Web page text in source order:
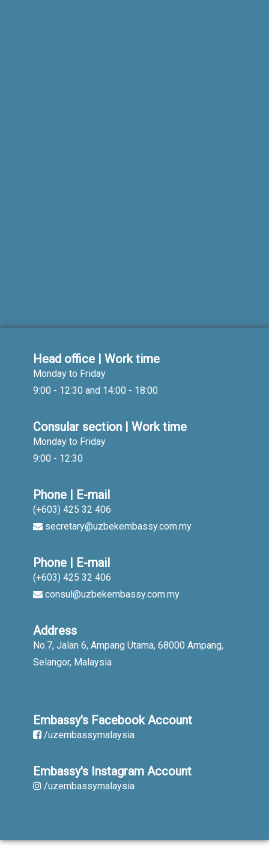
Head office | Work time
Monday to Friday
9:00 - 12:30 and 14:00 - 18:00
Consular section | Work time
Monday to Friday
9:00 - 12:30
Phone | E-mail
(+603) 425 32 406
secretary@uzbekembassy.com.my
Phone | E-mail
(+603) 425 32 406
consul@uzbekembassy.com.my
Address
No.7, Jalan 6, Ampang Utama, 68000 Ampang,
Selangor, Malaysia
Embassy's Facebook Account
/uzembassymalaysia
Embassy's Instagram Account
/uzembassymalaysia